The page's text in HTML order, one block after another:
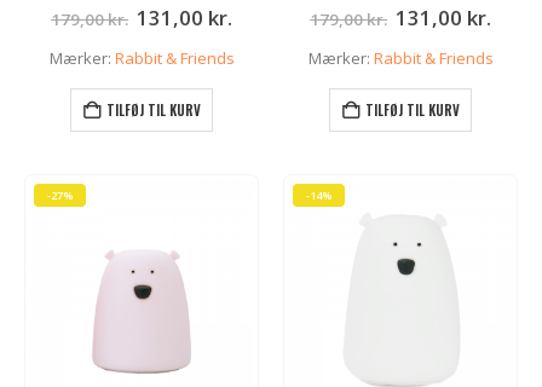
ud af 5
179,00kr. Den
oprindelige
pris
179,00 kr..
131,00 kr.Den
pris
131,00 kr..
Mærker: Rabbit & Friends
TILFØJ TIL KURV
ud af 5
179,00kr. Den
oprindelige
pris
179,00 kr..
131,00 kr.Den
pris
Mærker: Rabbit & Friends
TILFØJ TIL KURV
-27% -14%